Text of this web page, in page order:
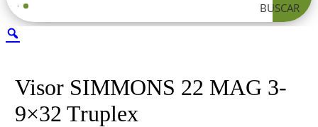
BUSCAR
Visor SIMMONS 22 MAG 3-
9×32 Truplex